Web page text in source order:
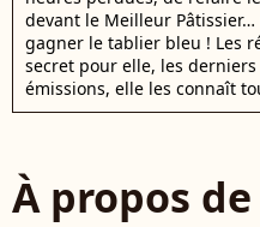
devant le Meilleur
gagner le tablier bleu ! Les
secret pour elle, les
émissions, elle les connaît
À propos de